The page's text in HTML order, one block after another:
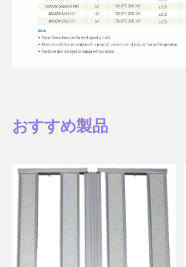
おすすめ製品